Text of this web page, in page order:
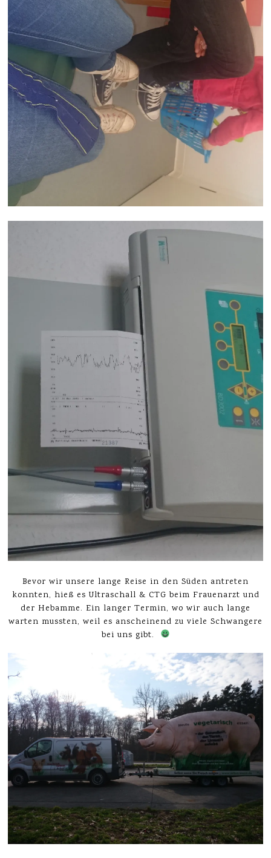
Bevor wir unsere lange Reise in den Süden antreten
konnten, hieß es Ultraschall & CTG beim Frauenarzt und
der Hebamme. Ein langer Termin, wo wir auch lange
warten mussten, weil es anscheinend zu viele Schwangere
bei uns gibt.